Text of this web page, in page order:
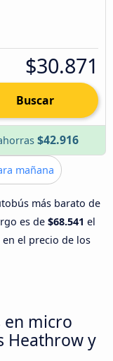
$30.871
Buscar
$42.916
mañana
más barato de
es de $68.541 el
el precio de los
en micro
Heathrow y